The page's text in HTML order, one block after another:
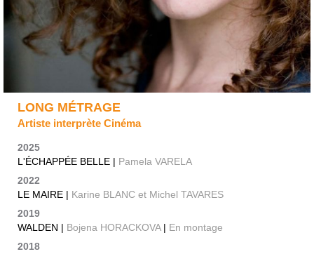
LONG MÉTRAGE
Artiste interprète Cinéma
2025
L'ÉCHAPPÉE BELLE | Pamela VARELA
2022
LE MAIRE | Karine BLANC et Michel TAVARES
2019
WALDEN | Bojena HORACKOVA| En montage
2018